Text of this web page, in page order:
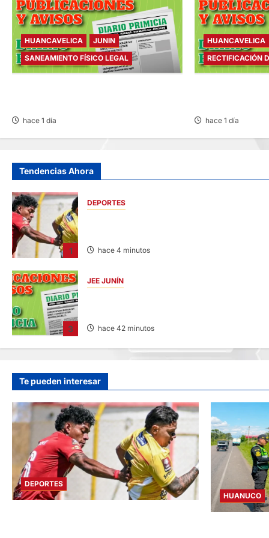
HUANCAVELICA
JUNIN
SANEAMIENTO FÍSICO LEGAL
hace 1 día
HUANCAVELICA
RECTIFICACIÓN
hace 1 día
Tendencias Ahora
1
DEPORTES
hace 4 minutos
3
JEE JUNÍN
hace 42 minutos
Te pueden interesar
DEPORTES
HUANUCO